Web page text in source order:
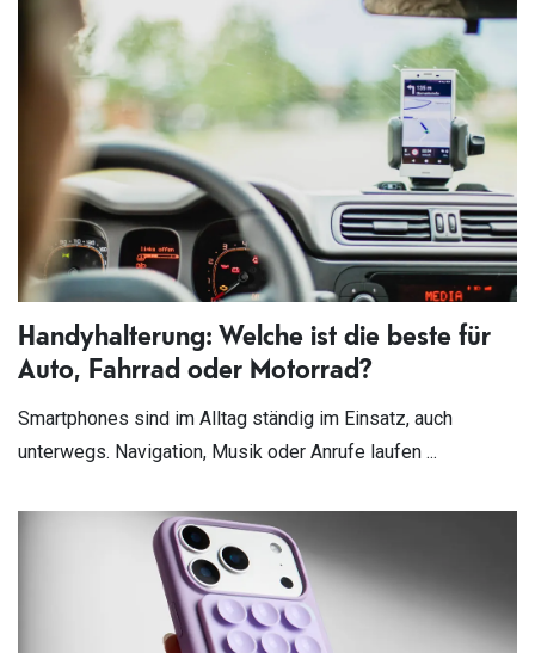
Handyhalterung: Welche ist die beste für
Auto, Fahrrad oder Motorrad?
Smartphones sind im Alltag ständig im Einsatz, auch
unterwegs. Navigation, Musik oder Anrufe laufen ...